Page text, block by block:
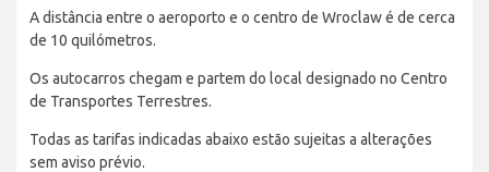
A distância entre o aeroporto e o centro de Wroclaw é de cerca
de 10 quilómetros.
Os autocarros chegam e partem do local designado no Centro
de Transportes Terrestres.
Todas as tarifas indicadas abaixo estão sujeitas a alterações
sem aviso prévio.